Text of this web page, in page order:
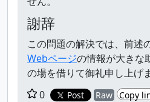
謝辞
この問題の解決では、前述
Webページの情報が大きな
の場を借りて御礼申し上げま
0
Post Raw Copy